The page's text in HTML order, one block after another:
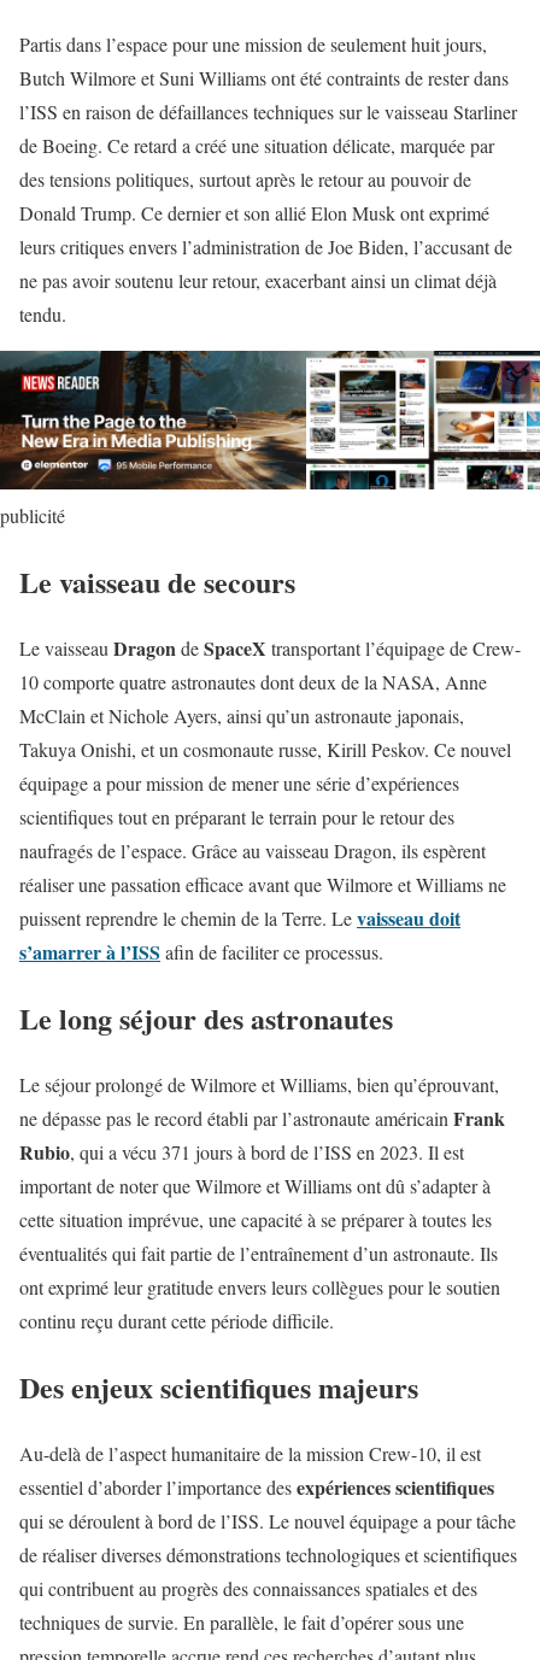
Partis dans l’espace pour une mission de seulement huit jours,
Butch Wilmore et Suni Williams ont été contraints de rester dans
l’ISS en raison de défaillances techniques sur le vaisseau Starliner
de Boeing. Ce retard a créé une situation délicate, marquée par
des tensions politiques, surtout après le retour au pouvoir de
Donald Trump. Ce dernier et son allié Elon Musk ont exprimé
leurs critiques envers l’administration de Joe Biden, l’accusant de
ne pas avoir soutenu leur retour, exacerbant ainsi un climat déjà
tendu.
publicité
Le vaisseau de secours
Le vaisseau DragondeSpaceX transportant l’équipage de Crew-
10 comporte quatre astronautes dont deux de la NASA, Anne
McClain et Nichole Ayers, ainsi qu’un astronaute japonais,
Takuya Onishi, et un cosmonaute russe, Kirill Peskov. Ce nouvel
équipage a pour mission de mener une série d’expériences
scientifiques tout en préparant le terrain pour le retour des
naufragés de l’espace. Grâce au vaisseau Dragon, ils espèrent
réaliser une passation efficace avant que Wilmore et Williams ne
puissent reprendre le chemin de la Terre. Levaisseau doit
s’amarrer à l’ISS afin de faciliter ce processus.
Le long séjour des astronautes
Le séjour prolongé de Wilmore et Williams, bien qu’éprouvant,
ne dépasse pas le record établi par l’astronaute américain Frank
Rubio, qui a vécu 371 jours à bord de l’ISS en 2023. Il est
important de noter que Wilmore et Williams ont dû s’adapter à
cette situation imprévue, une capacité à se préparer à toutes les
éventualités qui fait partie de l’entraînement d’un astronaute. Ils
ont exprimé leur gratitude envers leurs collègues pour le soutien
continu reçu durant cette période difficile.
Des enjeux scientifiques majeurs
Au-delà de l’aspect humanitaire de la mission Crew-10, il est
essentiel d’aborder l’importance desexpériences scientifiques
qui se déroulent à bord de l’ISS. Le nouvel équipage a pour tâche
de réaliser diverses démonstrations technologiques et scientifiques
qui contribuent au progrès des connaissances spatiales et des
techniques de survie. En parallèle, le fait d’opérer sous une